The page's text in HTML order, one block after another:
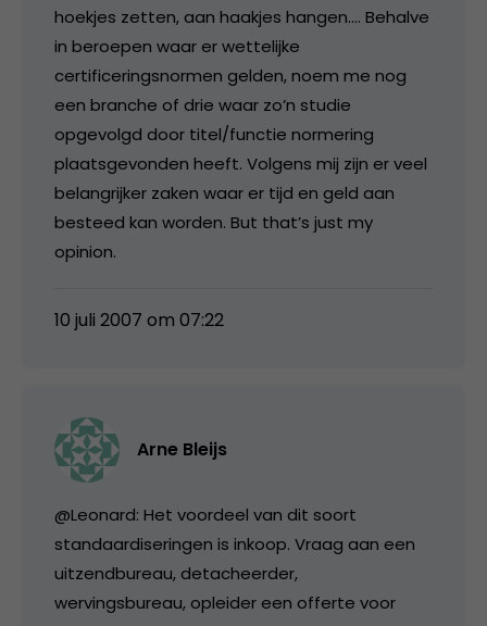
hoekjes zetten, aan haakjes hangen…. Behalve
in beroepen waar er wettelijke
certificeringsnormen gelden, noem me nog
een branche of drie waar zo’n studie
opgevolgd door titel/functie normering
plaatsgevonden heeft. Volgens mij zijn er veel
belangrijker zaken waar er tijd en geld aan
besteed kan worden. But that’s just my
opinion.
10 juli 2007 om 07:22
Arne Bleijs
@Leonard: Het voordeel van dit soort
standaardiseringen is inkoop. Vraag aan een
uitzendbureau, detacheerder,
wervingsbureau, opleider een offerte voor